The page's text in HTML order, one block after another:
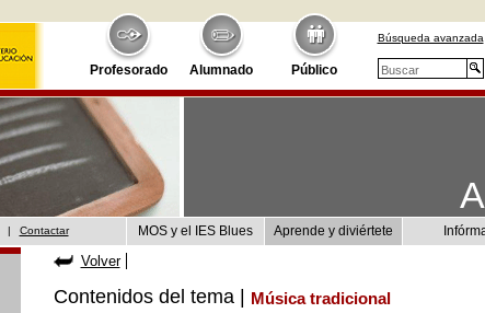
Profesorado Alumnado Público
Búsqueda avanzada
| Contactar MOS y el IES Blues Aprende y diviértete
Volver
Contenidos del tema | Música tradicional